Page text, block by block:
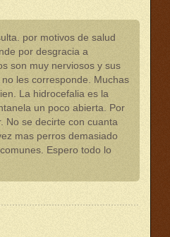
por motivos de salud
por desgracia a
son muy nerviosos y sus
les corresponde. Muchas
La hidrocefalia es la
un poco abierta. Por
No se decirte con cuanta
mas perros demasiado
Espero todo lo